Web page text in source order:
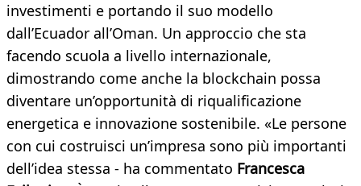
investimenti e portando il suo modello
dall’Ecuador all’Oman. Un approccio che sta
facendo scuola a livello internazionale,
dimostrando come anche la blockchain possa
diventare un’opportunità di riqualificazione
energetica e innovazione sostenibile. «Le persone
con cui costruisci un’impresa sono più importanti
dell’idea stessa - ha commentato Francesca